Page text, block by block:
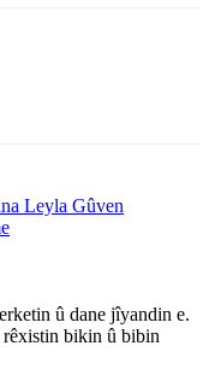
Leyla Gûven
û dane jîyandin e.
bikin û bibin